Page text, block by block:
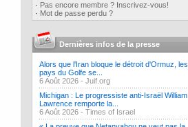
· Pas encore membre ? Inscrivez-vous!
· Mot de passe perdu ?
Dernières infos de la presse
Alors que l'Iran bloque le détroit d'Ormuz, les
pays du Golfe se...
6 Août 2026 - Juif.org
Michigan : Le progressiste anti-Israël William
Lawrence remporte la...
6 Août 2026 - Times of Israel